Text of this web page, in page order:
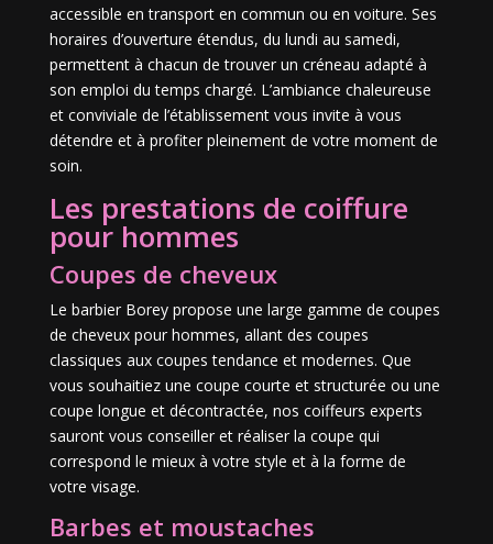
accessible en transport en commun ou en voiture. Ses
horaires d’ouverture étendus, du lundi au samedi,
permettent à chacun de trouver un créneau adapté à
son emploi du temps chargé. L’ambiance chaleureuse
et conviviale de l’établissement vous invite à vous
détendre et à profiter pleinement de votre moment de
soin.
Les prestations de coiffure
pour hommes
Coupes de cheveux
Le barbier Borey propose une large gamme de coupes
de cheveux pour hommes, allant des coupes
classiques aux coupes tendance et modernes. Que
vous souhaitiez une coupe courte et structurée ou une
coupe longue et décontractée, nos coiffeurs experts
sauront vous conseiller et réaliser la coupe qui
correspond le mieux à votre style et à la forme de
votre visage.
Barbes et moustaches